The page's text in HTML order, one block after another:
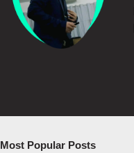
Most Popular Posts